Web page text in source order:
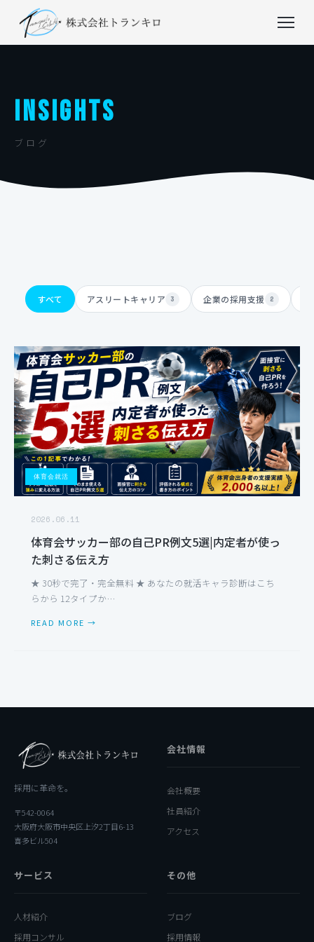
INSIGHTS
ブログ
すべて アスリートキャリア 3 企業の採用支援 2
体育会就活
2026.06.11
体育会サッカー部の自己PR例文5選|内定者が使っ
た刺さる伝え方
★ 30秒で完了・完全無料 ★ あなたの就活キャラ診断はこち
らから 12タイプか…
READ MORE →
採用に革命を。
〒542-0064
大阪府大阪市中央区上汐2丁目6-13
喜多ビル504
会社情報
会社概要
社員紹介
アクセス
サービス
人材紹介
採用コンサル
その他
ブログ
採用情報